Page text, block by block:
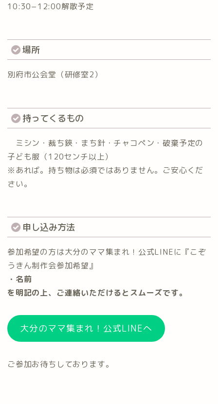
10:30−12:00解散予定
場所
別府市公会堂（研修室2）
持ってくるもの
ミシン・裁ち鋏・まち針・チャコペン・破棄予定の
子ども服（120センチ以上）
※あれば。持ち物は必須ではありません。ご安心くだ
さい。
申し込み方法
参加希望の方は大分のママ集まれ！公式LINEに『こぞ
うきん制作会参加希望』
・名前
を明記の上、ご連絡いただけるとスムーズです。
大分のママ集まれ！公式LINEへ
ご参加お待ちしております。